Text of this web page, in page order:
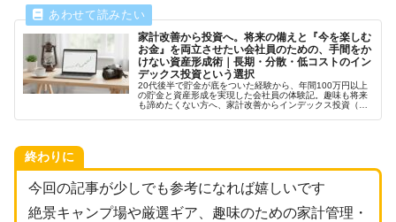
家計改善から投資へ。将来の備えと『今を楽しむ
お金』を両立させたい会社員のための、手間をか
けない資産形成術｜長期・分散・低コストのイン
デックス投資という選択
20代後半で貯金が底をついた経験から、年間100万円以上
の貯金と資産形成を実現した会社員の体験記。趣味も将来
も諦めたくない方へ、家計改善からインデックス投資（オ
終わりに
今回の記事が少しでも参考になれば嬉しいです
絶景キャンプ場や厳選ギア、趣味のための家計管理・